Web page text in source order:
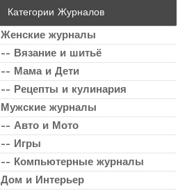
Категории Журналов
Женские журналы
-- Вязание и шитьё
-- Мама и Дети
-- Рецепты и кулинария
Мужские журналы
-- Авто и Мото
-- Игры
-- Компьютерные журналы
Дом и Интерьер